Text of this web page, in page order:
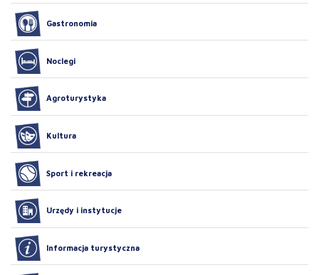
Gastronomia
Noclegi
Agroturystyka
Kultura
Sport i rekreacja
Urzędy i instytucje
Informacja turystyczna